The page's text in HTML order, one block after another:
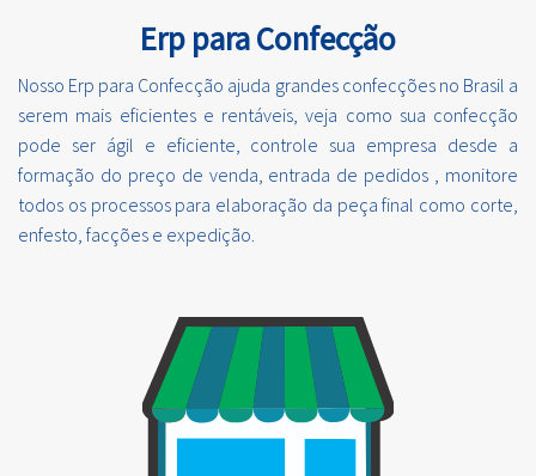
Erp para Confecção
Nosso Erp para Confecção ajuda grandes confecções no Brasil a
serem mais eficientes e rentáveis, veja como sua confecção
pode ser ágil e eficiente, controle sua empresa desde a
formação do preço de venda, entrada de pedidos , monitore
todos os processos para elaboração da peça final como corte,
enfesto, facções e expedição.